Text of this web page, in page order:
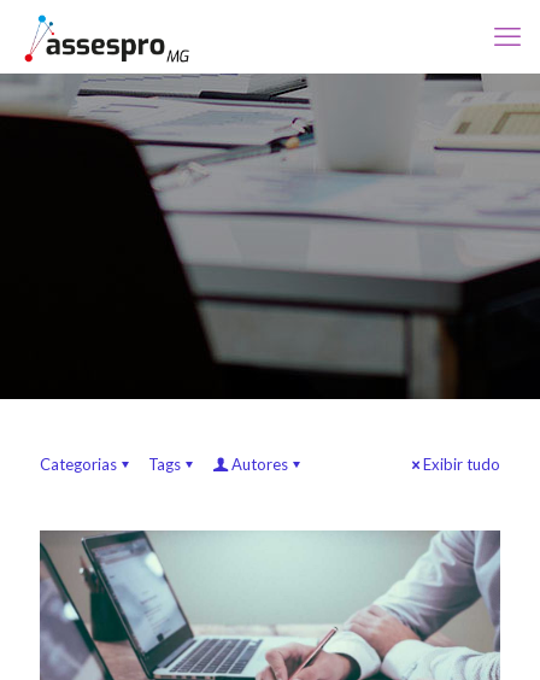
Categorias Tags Autores Exibir tudo